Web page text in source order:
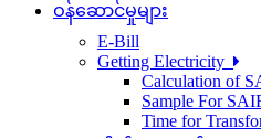
ဝန်ဆောင်မှုများ
E-Bill
Getting Electricity
Calculation of
Sample For
Time for